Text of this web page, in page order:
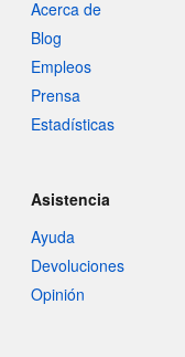
Acerca de
Blog
Empleos
Prensa
Estadísticas
Asistencia
Ayuda
Devoluciones
Opinión